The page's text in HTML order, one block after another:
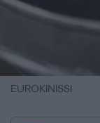
EUROKINISSI